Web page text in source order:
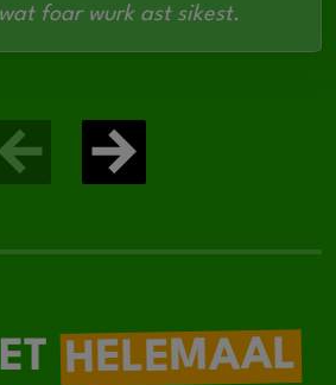
foar wurk ast sikest.
HELEMAAL